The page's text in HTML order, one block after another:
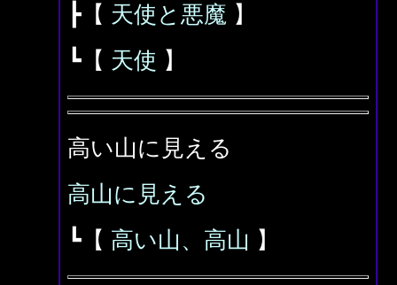
┣【 天使と悪魔 】
┗【 天使 】
高い山に見える
高山に見える
┗【 高い山、高山 】